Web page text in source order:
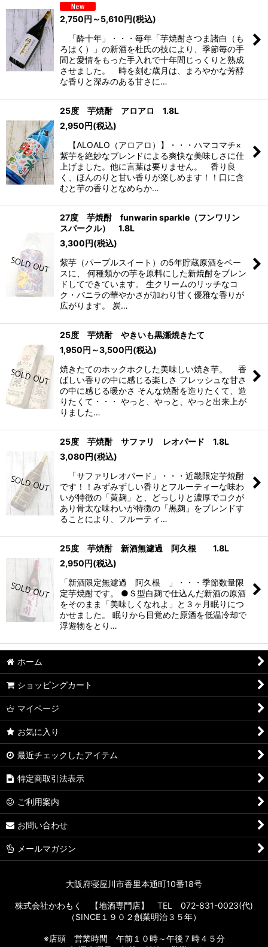
2,750円 ～5,610円(税込)
「酔十年」・・・毎年「芋焼酎さつま諸白（も
ろはく）」の新酒を杜氏の技により、季節毎の手
間と愛情をもった手入れで十年間じっくりと熟成
させました。 時を刻む歳月は、まろやかな芳醇
な香りと深みのある甘さに…
25度 芋焼酎 アロアロ 1.8L
2,950円(税込)
【ALOALO（アロアロ）】・・・ハマコマチ×
紫芋を絶妙なブレンドによる爽快な美味しさに仕
上げました。他に言葉は要りません。 香り良
く、ほんのりと甘い香りが楽しめます！！口に含
むと芋の香りとなめらか…
27度 芋焼酎 funwarin sparkle（フンワリン
スパークル） 1.8L
3,300円(税込)
紫芋（パープルスイート）の5年貯蔵原酒をベー
スに、 何種類かの芋を原料にした新焼酎をブレン
ドしてできています。 生クリームのリッチなコ
ク・バニラの華やかさが加わり甘く優雅な香りが
広がります。 炭…
25度 芋焼酎 やきいも黒瀬焼きたて
1,950円 ～3,500円(税込)
焼きたてのホックホクした美味しい焼き芋。 香
ばしい香りの中に感じる楽しさ フレッシュな甘さ
の中に感じる暖かさ そんな焼酎を造りたくて、造
りたくて・・・ やっと、やっと、やっと出来上が
りました…
25度 芋焼酎 サファリ レオパード 1.8L
3,080円(税込)
「サファリレオパード」・・・近畿限定芋焼酎
です！！みずみずしい香りとフルーティーな味わ
いが特徴の「黄麹」と、どっしりと濃厚でコクが
あり骨太な味わいが特徴の「黒麹」をブレンドす
ることにより、フルーティ…
25度 芋焼酎 新酒無濾過 阿久根 1.8L
2,950円(税込)
「新酒限定無濾過 阿久根 」・・・季節数量限
定芋焼酎です。 ●Ｓ型白麹で仕込んだ新酒の原酒
をそのまま「美味しくなれよ」と３ヶ月眠りにつ
かせました。 眠りから目覚めた原酒を低温冷却で
浮遊物をとり…
ホーム
ショッピングカート
マイページ
お気に入り
最近チェックしたアイテム
特定商取引法表示
ご利用案内
お問い合わせ
メールマガジン
大阪府寝屋川市香里本通町10番18号
株式会社かわもく 【地酒専門店】 TEL 072-831-0023(代)
（SINCE１９０２創業明治３５年）
※店頭 営業時間 午前１０時～午後７時４５分